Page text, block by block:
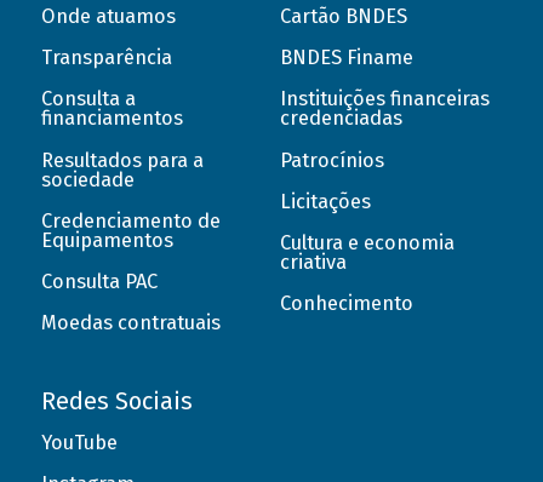
Onde atuamos
Transparência
Consulta a
financiamentos
Resultados para a
sociedade
Credenciamento de
Equipamentos
Consulta PAC
Moedas contratuais
Cartão BNDES
BNDES Finame
Instituições financeiras
credenciadas
Patrocínios
Licitações
Cultura e economia
criativa
Conhecimento
Redes Sociais
YouTube